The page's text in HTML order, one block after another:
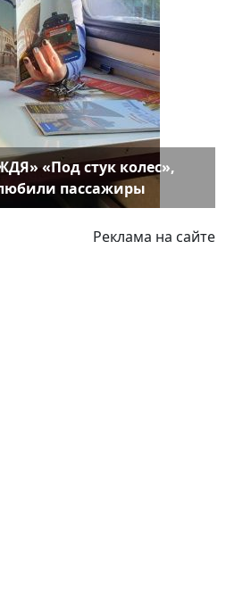
«Под стук колес»,
пассажиры
Реклама на сайте